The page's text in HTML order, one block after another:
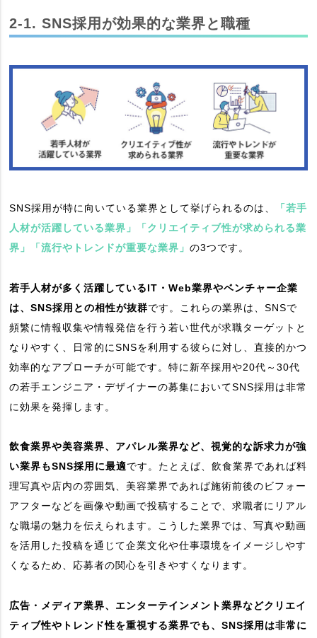
2-1. SNS採用が効果的な業界と職種
SNS採用が特に向いている業界として挙げられるのは、
「若手
人材が活躍している業界」「クリエイティブ性が求められる業
界」「流行やトレンドが重要な業界」の3つです。
若手人材が多く活躍しているIT・Web業界やベンチャー企業
は、SNS採用との相性が抜群です。これらの業界は、SNSで
頻繁に情報収集や情報発信を行う若い世代が求職ターゲットと
なりやすく、日常的にSNSを利用する彼らに対し、直接的かつ
効率的なアプローチが可能です。特に新卒採用や20代～30代
の若手エンジニア・デザイナーの募集においてSNS採用は非常
に効果を発揮します。
飲食業界や美容業界、アパレル業界など、視覚的な訴求力が強
い業界もSNS採用に最適です。たとえば、飲食業界であれば料
理写真や店内の雰囲気、美容業界であれば施術前後のビフォー
アフターなどを画像や動画で投稿することで、求職者にリアル
な職場の魅力を伝えられます。こうした業界では、写真や動画
を活用した投稿を通じて企業文化や仕事環境をイメージしやす
くなるため、応募者の関心を引きやすくなります。
広告・メディア業界、エンターテインメント業界などクリエイ
ティブ性やトレンド性を重視する業界でも、SNS採用は非常に